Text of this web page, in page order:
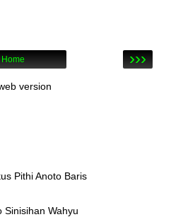
›››
Home
version
Pithi Anoto Baris
Sinisihan Wahyu